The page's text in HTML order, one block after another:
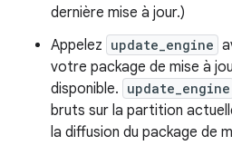
dernière mise à jour.)
Appelez update_engine
votre package de mise à
disponible. update_engine
bruts sur la partition
la diffusion du package de